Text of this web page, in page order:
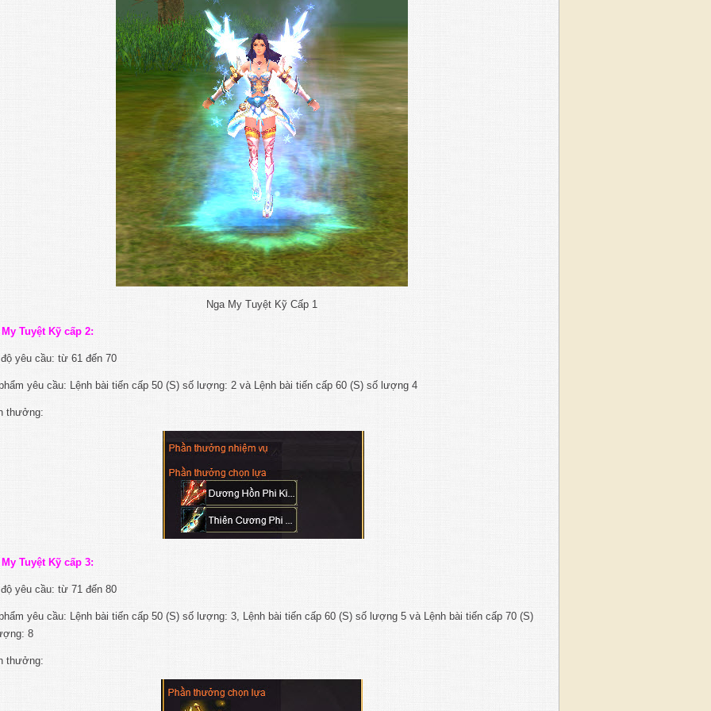
Nga My Tuyệt Kỹ Cấp 1
Tuyệt Kỹ cấp 2:
yêu cầu: từ 61 đến 70
yêu cầu: Lệnh bài tiến cấp 50 (S) số lượng: 2 và Lệnh bài tiến cấp 60 (S) số lượng 4
thưởng:
Tuyệt Kỹ cấp 3:
yêu cầu: từ 71 đến 80
yêu cầu: Lệnh bài tiến cấp 50 (S) số lượng: 3, Lệnh bài tiến cấp 60 (S) số lượng 5 và Lệnh bài tiến cấp 70 (S)
8
thưởng: